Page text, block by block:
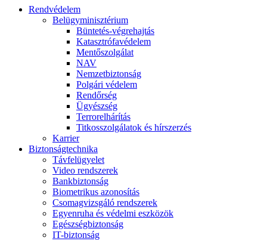
Rendvédelem
Belügyminisztérium
Büntetés-végrehajtás
Katasztrófavédelem
Mentőszolgálat
NAV
Nemzetbiztonság
Polgári védelem
Rendőrség
Ügyészség
Terrorelhárítás
Titkosszolgálatok és hírszerzés
Karrier
Biztonságtechnika
Távfelügyelet
Video rendszerek
Bankbiztonság
Biometrikus azonosítás
Csomagvizsgáló rendszerek
Egyenruha és védelmi eszközök
Egészségbiztonság
IT-biztonság